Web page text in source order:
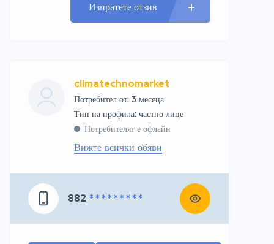
Изпратете отзив
climatechnomarket
Потребител от: 3 месеца
тип на профила: частно лице
Потребителят е офлайн
Вижте всички обяви
882 * * * * * * * * *